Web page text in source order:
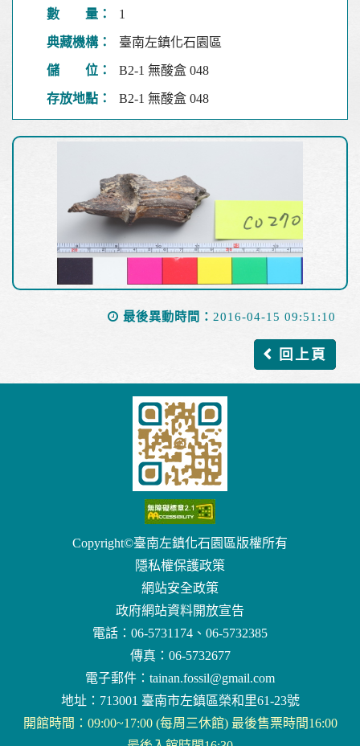
數 量： 1
典藏機構： 臺南左鎮化石園區
儲 位： B2-1 無酸盒 048
存放地點： B2-1 無酸盒 048
最後異動時間： 2016-04-15 09:51:10
回上頁
Copyright©臺南左鎮化石園區版權所有
隱私權保護政策
網站安全政策
政府網站資料開放宣告
電話：06-5731174、06-5732385
傳真：06-5732677
電子郵件： tainan.fossil@gmail.com
地址：713001 臺南市左鎮區榮和里61-23號
開館時間：09:00~17:00 (每周三休館) 最後售票時間16:00